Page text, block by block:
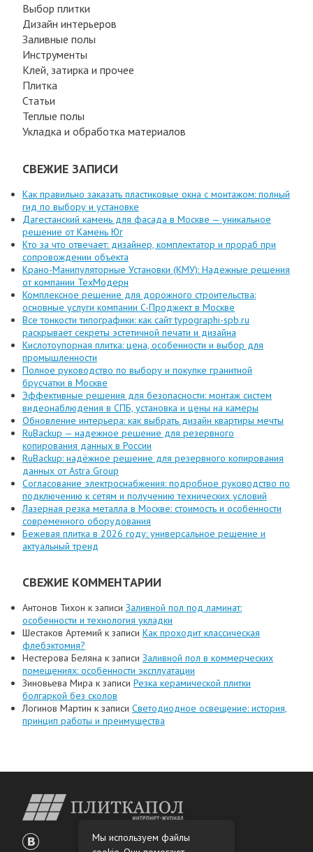
Выбор плитки
Дизайн интерьеров
Заливные полы
Инструменты
Клей, затирка и прочее
Плитка
Статьи
Теплые полы
Укладка и обработка материалов
СВЕЖИЕ ЗАПИСИ
Как правильно заказать пластиковые окна с монтажом: полный
гид по выбору и установке
Дагестанский камень для фасада в Москве — уникальное
решение от Камень Юг
Кто за что отвечает: дизайнер, комплектатор и прораб при
сопровождении объекта
Крано-Манипуляторные Установки (КМУ): Надежные решения
от компании ТехМодерн
Комплексное решение для дорожного строительства:
основные услуги компании C-Проджект в Москве
Все тонкости типографики: как сайт typographi-spb.ru
раскрывает секреты эстетичной печати и дизайна
Кислотоупорная плитка: цена, особенности и выбор для
промышленности
Полное руководство по выбору и покупке гранитной
брусчатки в Москве
Эффективные решения для безопасности: монтаж систем
видеонаблюдения в СПБ, установка и цены на камеры
Обновление интерьера: как выбрать дизайн квартиры мечты
RuBackup — надежное решение для резервного
копирования данных в России
RuBackup: надёжное решение для резервного копирования
данных от Astra Group
Согласование электроснабжения: подробное руководство по
подключению к сетям и получению технических условий
Лазерная резка металла в Москве: стоимость и особенности
современного оборудования
Бежевая плитка в 2026 году: универсальное решение и
актуальный тренд
СВЕЖИЕ КОММЕНТАРИИ
Антонов Тихон к записи Заливной пол под ламинат:
особенности и технология укладки
Шестаков Артемий к записи Как проходит классическая
флебэктомия?
Нестерова Беляна к записи Заливной пол в коммерческих
помещениях: особенности эксплуатации
Зиновьева Мира к записи Резка керамической плитки
болгаркой без сколов
Логинов Мартин к записи Светодиодное освещение: история,
принцип работы и преимущества
Мы используем файлы